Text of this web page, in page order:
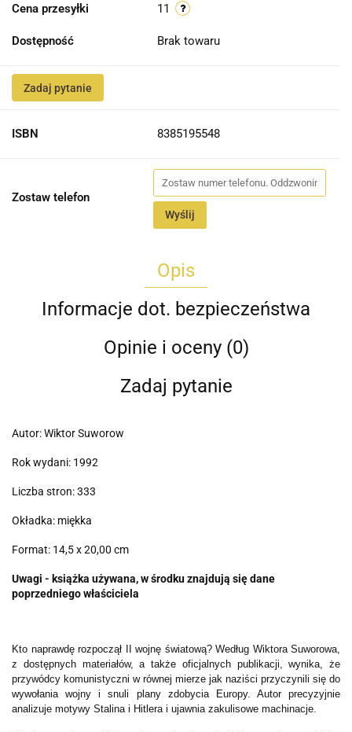
Cena przesyłki 11
Dostępność Brak towaru
Zadaj pytanie
ISBN 8385195548
Zostaw telefon
Wyślij
Opis
Informacje dot. bezpieczeństwa
Opinie i oceny (0)
Zadaj pytanie
Autor: Wiktor Suworow
Rok wydani: 1992
Liczba stron: 333
Okładka: miękka
Format: 14,5 x 20,00 cm
Uwagi - książka używana, w środku znajdują się dane
poprzedniego właściciela
Kto naprawdę rozpoczął II wojnę światową? Według Wiktora Suworowa,
z dostępnych materiałów, a także oficjalnych publikacji, wynika, że
przywódcy komunistyczni w równej mierze jak naziści przyczynili się do
wywołania wojny i snuli plany zdobycia Europy. Autor precyzyjnie
analizuje motywy Stalina i Hitlera i ujawnia zakulisowe machinacje.